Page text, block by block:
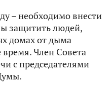
– необходимо внести
защитить людей,
домах от дыма
время. Член Совета
с председателями